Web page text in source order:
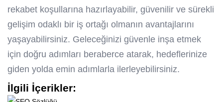
rekabet koşullarına hazırlayabilir, güvenilir ve sürekli
gelişim odaklı bir iş ortağı olmanın avantajlarını
yaşayabilirsiniz. Geleceğinizi güvenle inşa etmek
için doğru adımları beraberce atarak, hedeflerinize
giden yolda emin adımlarla ilerleyebilirsiniz.
İlgili İçerikler: